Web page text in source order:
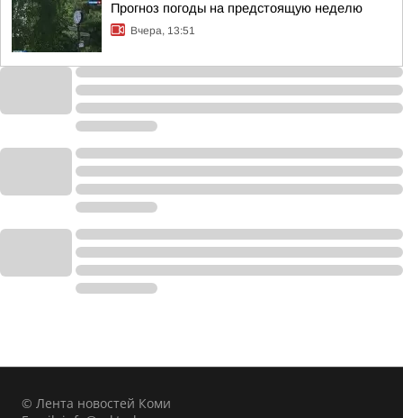
Прогноз погоды на предстоящую неделю
Вчера, 13:51
© Лента новостей Коми